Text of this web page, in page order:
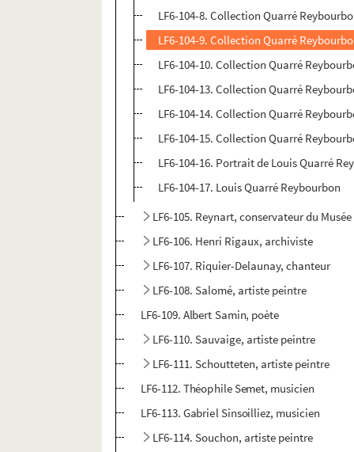
LF6-104-8. Collection Quarré
LF6-104-9. Collection Quarré
LF6-104-10. Collection Quarré
LF6-104-13. Collection Quarré
LF6-104-14. Collection Quarré
LF6-104-15. Collection Quarré
LF6-104-16. Portrait de Louis Quarré
LF6-104-17. Louis Quarré Reybourbon
LF6-105. Reynart, conservateur du Musée
LF6-106. Henri Rigaux, archiviste
LF6-107. Riquier-Delaunay, chanteur
LF6-108. Salomé, artiste peintre
LF6-109. Albert Samin, poète
LF6-110. Sauvaige, artiste peintre
LF6-111. Schoutteten, artiste peintre
LF6-112. Théophile Semet, musicien
LF6-113. Gabriel Sinsoilliez, musicien
LF6-114. Souchon, artiste peintre